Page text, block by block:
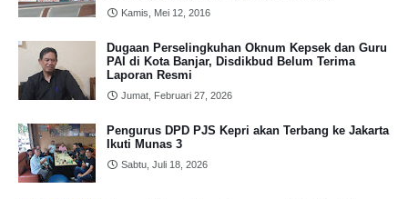
Kamis, Mei 12, 2016
Dugaan Perselingkuhan Oknum Kepsek dan Guru
PAI di Kota Banjar, Disdikbud Belum Terima
Laporan Resmi
Jumat, Februari 27, 2026
Pengurus DPD PJS Kepri akan Terbang ke Jakarta
Ikuti Munas 3
Sabtu, Juli 18, 2026